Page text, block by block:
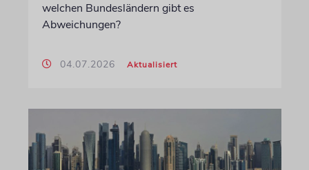
welchen Bundesländern gibt es
Abweichungen?
04.07.2026 Aktualisiert